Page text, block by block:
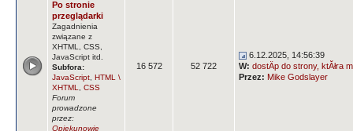
Po stronie
przeglądarki
Zagadnienia
związane z
XHTML, CSS,
JavaScript itd.
Subfora:
JavaScript HTML \
XHTML
CSS
Forum
prowadzone
przez:
Opiekunowie
16 572 52 722
6.12.2025, 14:56:39
W: dostÄp do strony, ktĂłra
Przez: Mike Godslayer